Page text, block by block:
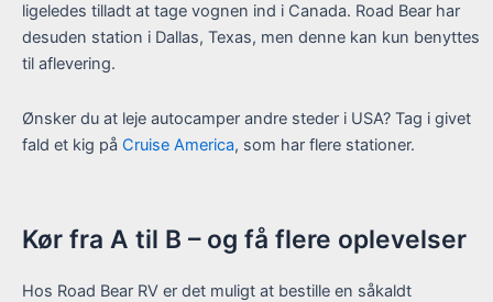
ligeledes tilladt at tage vognen ind i Canada. Road Bear har
desuden station i Dallas, Texas, men denne kan kun benyttes
til aflevering.
Ønsker du at leje autocamper andre steder i USA? Tag i givet
fald et kig på Cruise America, som har flere stationer.
Kør fra A til B – og få flere oplevelser
Hos Road Bear RV er det muligt at bestille en såkaldt